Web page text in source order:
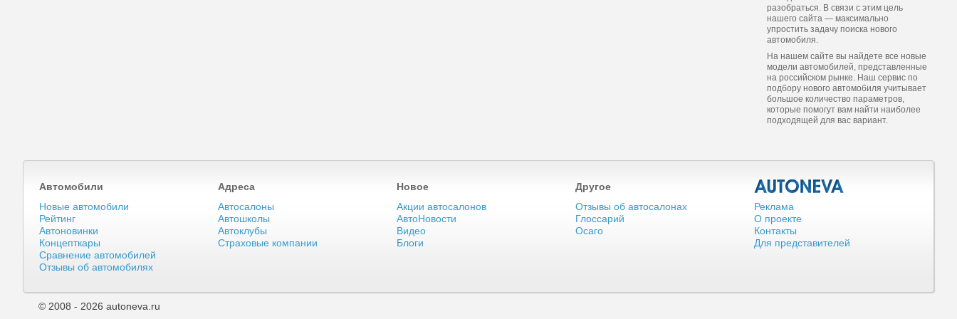
разобраться. В связи с этим цель
нашего сайта — максимально
упростить задачу поиска нового
автомобиля.
На нашем сайте вы найдете все новые
модели автомобилей, представленные
на российском рынке. Наш сервис по
подбору нового автомобиля учитывает
большое количество параметров,
которые помогут вам найти наиболее
подходящей для вас вариант.
Автомобили Адреса Новое
Другое
Новые автомобили
Рейтинг
Автоновинки
Концепткары
Сравнение автомобилей
Отзывы об автомобилях
Автосалоны
Автошколы
Автоклубы
Страховые компании
Акции автосалонов
АвтоНовости
Видео
Блоги
Отзывы об автосалонах
Глоссарий
Осаго
Реклама
О проекте
Контакты
Для представителей
© 2008 - 2026 autoneva.ru